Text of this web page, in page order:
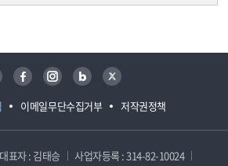
이메일무단수집거부 저작권정책
페이스북 인스타그램 블로그 트위터
대표자 : 김태승
사업자등록 : 314-82-10024